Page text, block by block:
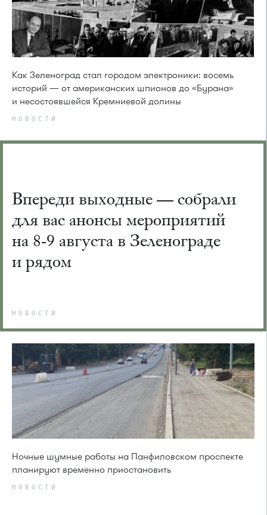
Как Зеленоград стал городом электроники: восемь
историй — от американских шпионов до «Бурана»
и несостоявшейся Кремниевой долины
НОВОСТИ
Впереди выходные — собрали
для вас анонсы мероприятий
на 8-9 августа в Зеленограде
и рядом
НОВОСТИ
Ночные шумные работы на Панфиловском проспекте
планируют временно приостановить
НОВОСТИ